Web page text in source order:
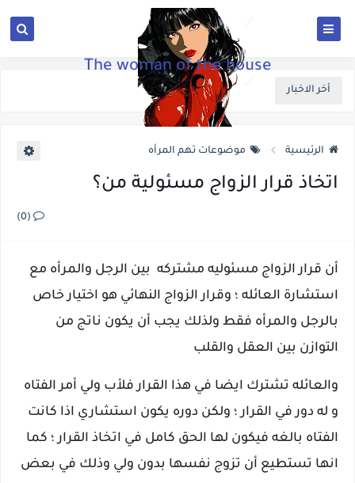
The woman of the house
أخر الاخبار
الرئيسية موضوعات تهم المرأه
اتخاذ قرار الزواج مسئولية من؟
(0)
أن قرار الزواج مسئوليه مشتركه بين الرجل والمرأه مع
استشارة العائله ؛ وقرار الزواج النهائي هو اختيار خاص
بالرجل والمرأه فقط ولذلك يجب أن يكون ناتج من
التوازن بين العقل والقلب
والعائله تشترك ايضا في هذا القرار فلأب ولي أمر الفتاه
و له دور في القرار ؛ ولكن دوره يكون استشاري اذا كانت
الفتاه بالغه فيكون لها الحق كامل في اتخاذ القرار ؛ كما
انها تستطيع أن تزوج نفسها بدون ولي وذلك في بعض